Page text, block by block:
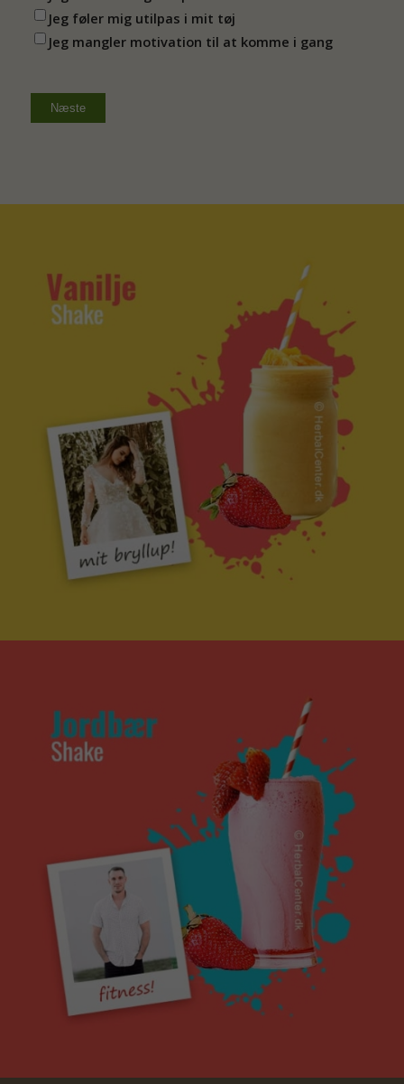
Jeg føler mig utilpas i mit tøj
Jeg mangler motivation til at komme i gang
Næste